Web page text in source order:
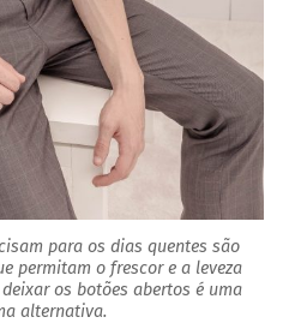
para os dias quentes são
permitam o frescor e a leveza
os botões abertos é uma
alternativa.